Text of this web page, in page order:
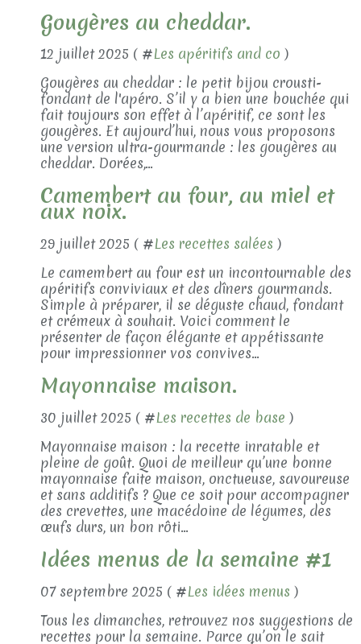
Gougères au cheddar.
12 juillet 2025 ( #Les apéritifs and co )
Gougères au cheddar : le petit bijou crousti-
fondant de l'apéro. S’il y a bien une bouchée qui
fait toujours son effet à l’apéritif, ce sont les
gougères. Et aujourd’hui, nous vous proposons
une version ultra-gourmande : les gougères au
cheddar. Dorées,...
Camembert au four, au miel et
aux noix.
29 juillet 2025 ( #Les recettes salées )
Le camembert au four est un incontournable des
apéritifs conviviaux et des dîners gourmands.
Simple à préparer, il se déguste chaud, fondant
et crémeux à souhait. Voici comment le
présenter de façon élégante et appétissante
pour impressionner vos convives...
Mayonnaise maison.
30 juillet 2025 ( #Les recettes de base )
Mayonnaise maison : la recette inratable et
pleine de goût. Quoi de meilleur qu’une bonne
mayonnaise faite maison, onctueuse, savoureuse
et sans additifs ? Que ce soit pour accompagner
des crevettes, une macédoine de légumes, des
œufs durs, un bon rôti...
Idées menus de la semaine #1
07 septembre 2025 ( #Les idées menus )
Tous les dimanches, retrouvez nos suggestions de
recettes pour la semaine. Parce qu’on le sait